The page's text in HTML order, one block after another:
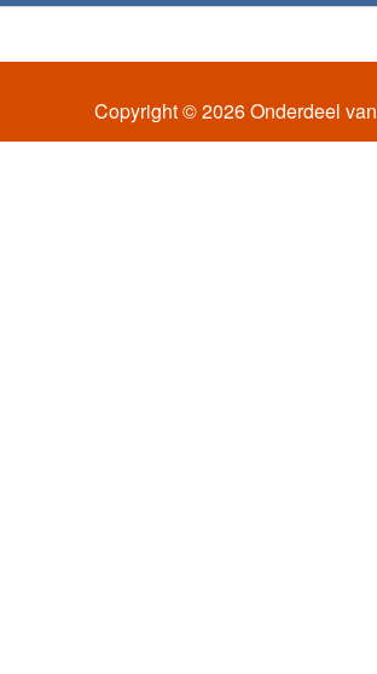
Copyright © 2026 Onderdeel van